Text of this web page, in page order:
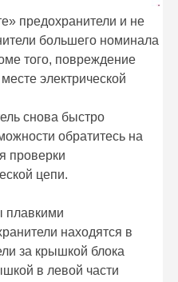
предохранители и не
большего номинала
того, повреждение
электрической
снова быстро
обратитесь на
проверки
цепи.
плавкими
находятся в
за крышкой блока
в левой части